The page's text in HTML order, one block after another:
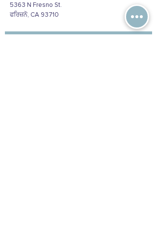
5363 N Fresno St.
ਫਰਿਜ਼ਨੋ, CA 93710